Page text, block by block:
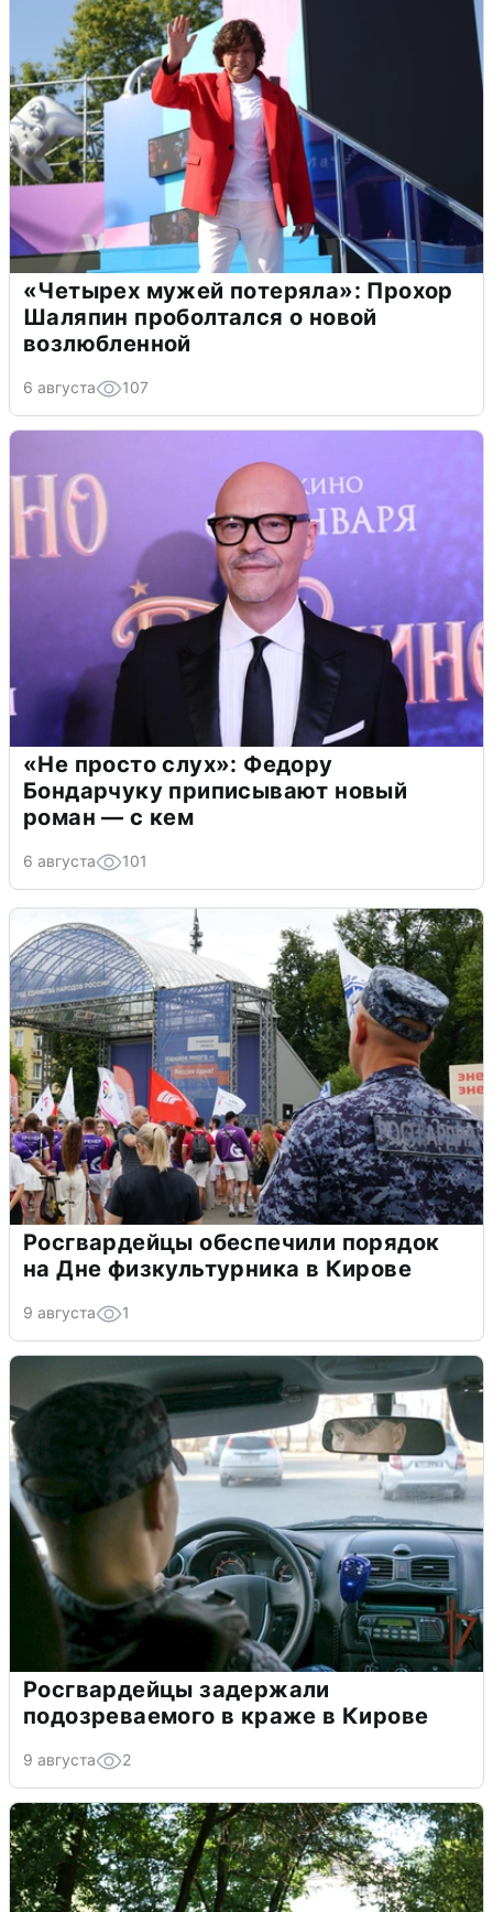
«Четырех мужей потеряла»: Прохор
Шаляпин проболтался о новой
возлюбленной
6 августа 107
«Не просто слух»: Федору
Бондарчуку приписывают новый
роман — с кем
6 августа 101
Росгвардейцы обеспечили порядок
на Дне физкультурника в Кирове
9 августа 1
Росгвардейцы задержали
подозреваемого в краже в Кирове
9 августа 2